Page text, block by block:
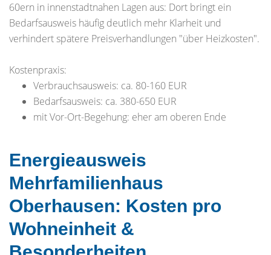
60ern in innenstadtnahen Lagen aus: Dort bringt ein
Bedarfsausweis häufig deutlich mehr Klarheit und
verhindert spätere Preisverhandlungen "über Heizkosten".
Kostenpraxis:
Verbrauchsausweis: ca. 80-160 EUR
Bedarfsausweis: ca. 380-650 EUR
mit Vor-Ort-Begehung: eher am oberen Ende
Energieausweis
Mehrfamilienhaus
Oberhausen: Kosten pro
Wohneinheit &